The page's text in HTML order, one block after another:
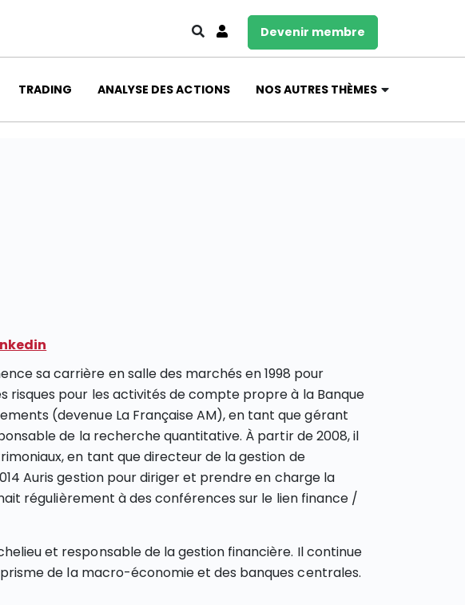
Devenir membre
TRADING ANALYSE DES ACTIONS NOS AUTRES THÈMES
sa carrière en salle des marchés en 1998 pour
risques pour les activités de compte propre à la Banque
(devenue La Française AM), en tant que gérant
de la recherche quantitative. À partir de 2008, il
en tant que directeur de la gestion de
Auris gestion pour diriger et prendre en charge la
régulièrement à des conférences sur le lien finance /
et responsable de la gestion financière. Il continue
de la macro-économie et des banques centrales.